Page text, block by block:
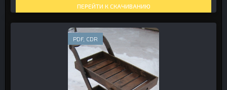
ПЕРЕЙТИ К СКАЧИВАНИЮ
PDF, CDR